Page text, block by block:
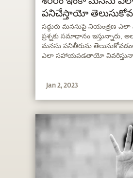
పనిచేస్తాయో
సద్గురు మనసుపై నియంత్రణ
ప్రశ్నకు సమాధానం ఇస్తున్నారు, అలాగే శరీరం ఇంకా
మనసు పనితీరును
ఎలా సహాయపడతాయో
Jan 2, 2023